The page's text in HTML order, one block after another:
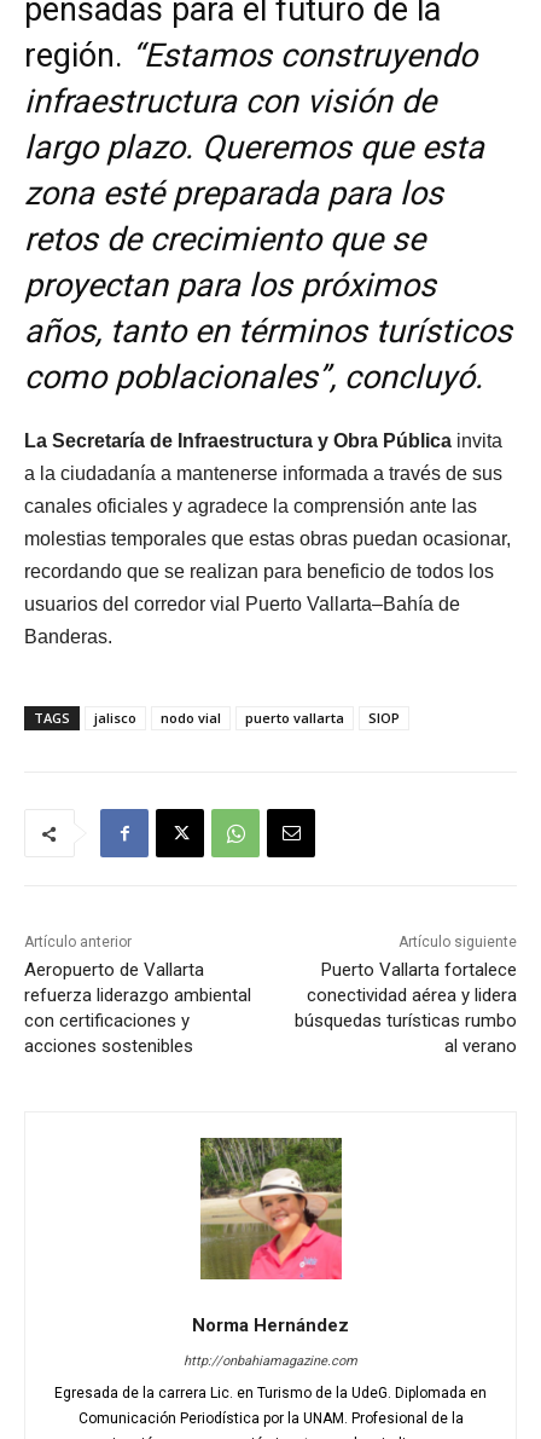
pensadas para el futuro de la
región. “Estamos construyendo
infraestructura con visión de
largo plazo. Queremos que esta
zona esté preparada para los
retos de crecimiento que se
proyectan para los próximos
años, tanto en términos turísticos
como poblacionales”, concluyó.
La Secretaría de Infraestructura y Obra Pública invita
a la ciudadanía a mantenerse informada a través de sus
canales oficiales y agradece la comprensión ante las
molestias temporales que estas obras puedan ocasionar,
recordando que se realizan para beneficio de todos los
usuarios del corredor vial Puerto Vallarta–Bahía de
Banderas.
TAGS jalisco nodo vial puerto vallarta SIOP
Artículo anterior
Aeropuerto de Vallarta
refuerza liderazgo ambiental
con certificaciones y
acciones sostenibles
Artículo siguiente
Puerto Vallarta fortalece
conectividad aérea y lidera
búsquedas turísticas rumbo
al verano
Norma Hernández
http://onbahiamagazine.com
Egresada de la carrera Lic. en Turismo de la UdeG. Diplomada en
Comunicación Periodística por la UNAM. Profesional de la